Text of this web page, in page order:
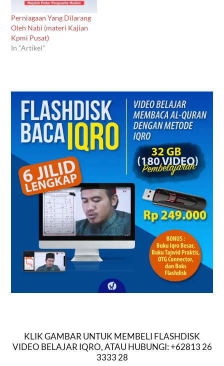
Perniagaan Yang Dilarang
Oleh Nabi (materi Kajian
Kpmi Pusat)
In "Artikel"
KLIK GAMBAR UNTUK MEMBELI FLASHDISK
VIDEO BELAJAR IQRO, ATAU HUBUNGI: +62813 26
3333 28